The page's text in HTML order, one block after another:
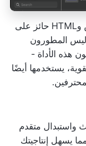
BBEdit هو محرر نصوص وHTML حائز على
المطورون
هذه الأداة -
يستخدمها أيضًا
واستبدال متقدم
يسهل إنتاجيتك